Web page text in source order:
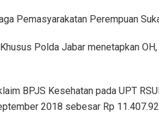
Pemasyarakatan Perempuan
Polda Jabar menetapkan
BPJS Kesehatan pada UPT
2018 sebesar Rp